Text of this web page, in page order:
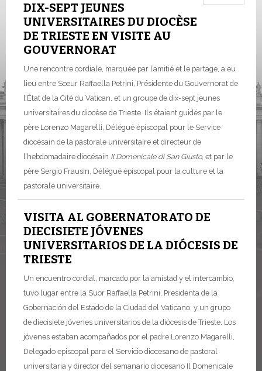
DIX-SEPT JEUNES
UNIVERSITAIRES DU DIOCÈSE
DE TRIESTE EN VISITE AU
GOUVERNORAT
Une rencontre cordiale, marquée par l’amitié et le partage, a eu
lieu entre Sœur Raffaella Petrini, Présidente du Gouvernorat de
l’État de la Cité du Vatican, et un groupe de dix-sept jeunes
universitaires du diocèse de Trieste. Ils étaient guidés par le
père Lorenzo Magarelli, Délégué épiscopal pour le Service
diocésain de la pastorale universitaire et directeur de
l’hebdomadaire diocésain Il Domenicale di San Giusto, et par le
père Sergio Frausin, Délégué épiscopal pour la culture et la
pastorale universitaire.
VISITA AL GOBERNATORATO DE
DIECISIETE JÓVENES
UNIVERSITARIOS DE LA DIÓCESIS DE
TRIESTE
Un encuentro cordial, marcado por la amistad y el intercambio,
tuvo lugar entre la Suor Raffaella Petrini, Presidenta de la
Gobernación del Estado de la Ciudad del Vaticano, y un grupo
de diecisiete jóvenes universitarios de la diócesis de Trieste. Los
jóvenes estaban acompañados por el padre Lorenzo Magarelli,
Delegado episcopal para el Servicio diocesano de pastoral
universitaria y director del semanario diocesano Il Domenicale